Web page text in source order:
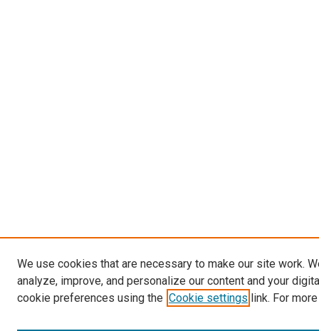
We use cookies that are necessary to make our site work.
analyze, improve, and personalize our content and your
cookie preferences using the Cookie settings link. For